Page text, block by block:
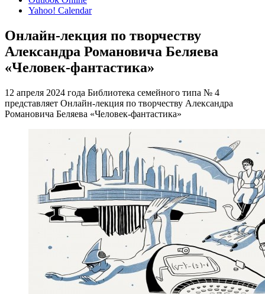
Yahoo! Calendar
Онлайн-лекция по творчеству
Александра Романовича Беляева
«Человек-фантастика»
12 апреля 2024 года Библиотека семейного типа № 4
представляет Онлайн-лекция по творчеству Александра
Романовича Беляева «Человек-фантастика»